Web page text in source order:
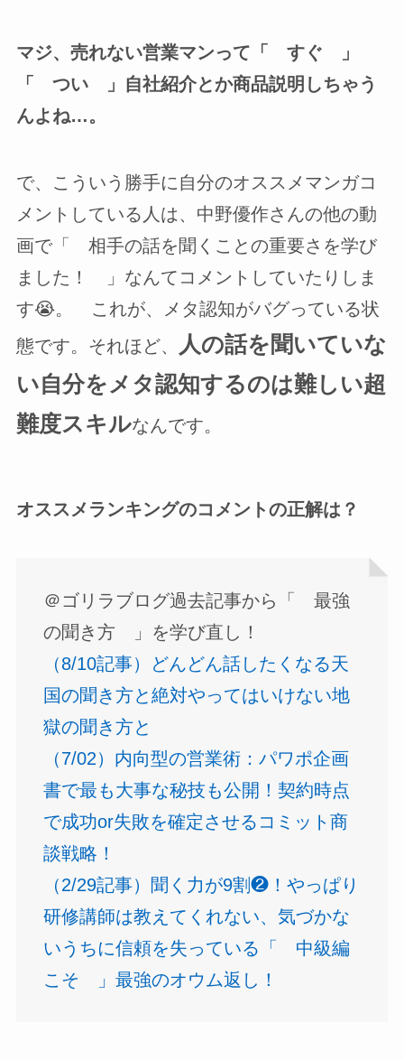
マジ、売れない営業マンって「 すぐ 」
「 つい 」自社紹介とか商品説明しちゃう
んよね…。
で、こういう勝手に自分のオススメマンガコ
メントしている人は、中野優作さんの他の動
画で「 相手の話を聞くことの重要さを学び
ました！ 」なんてコメントしていたりしま
す😭。 これが、メタ認知がバグっている状
態です。それほど、
人の話を聞いていな
い自分をメタ認知するのは難しい超
難度スキルなんです。
オススメランキングのコメントの正解は？
＠ゴリラブログ過去記事から「 最強
の聞き方 」を学び直し！
（8/10記事）どんどん話したくなる天
国の聞き方と絶対やってはいけない地
獄の聞き方と
（7/02）内向型の営業術：パワポ企画
書で最も大事な秘技も公開！契約時点
で成功or失敗を確定させるコミット商
談戦略！
（2/29記事）聞く力が9割❷！やっぱり
研修講師は教えてくれない、気づかな
いうちに信頼を失っている「 中級編
こそ 」最強のオウム返し！